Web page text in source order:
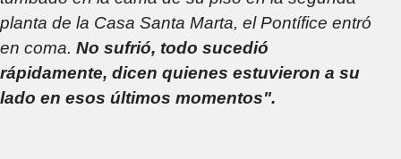
planta de la Casa Santa Marta, el Pontífice entró
en coma. No sufrió, todo sucedió
rápidamente, dicen quienes estuvieron a su
lado en esos últimos momentos".